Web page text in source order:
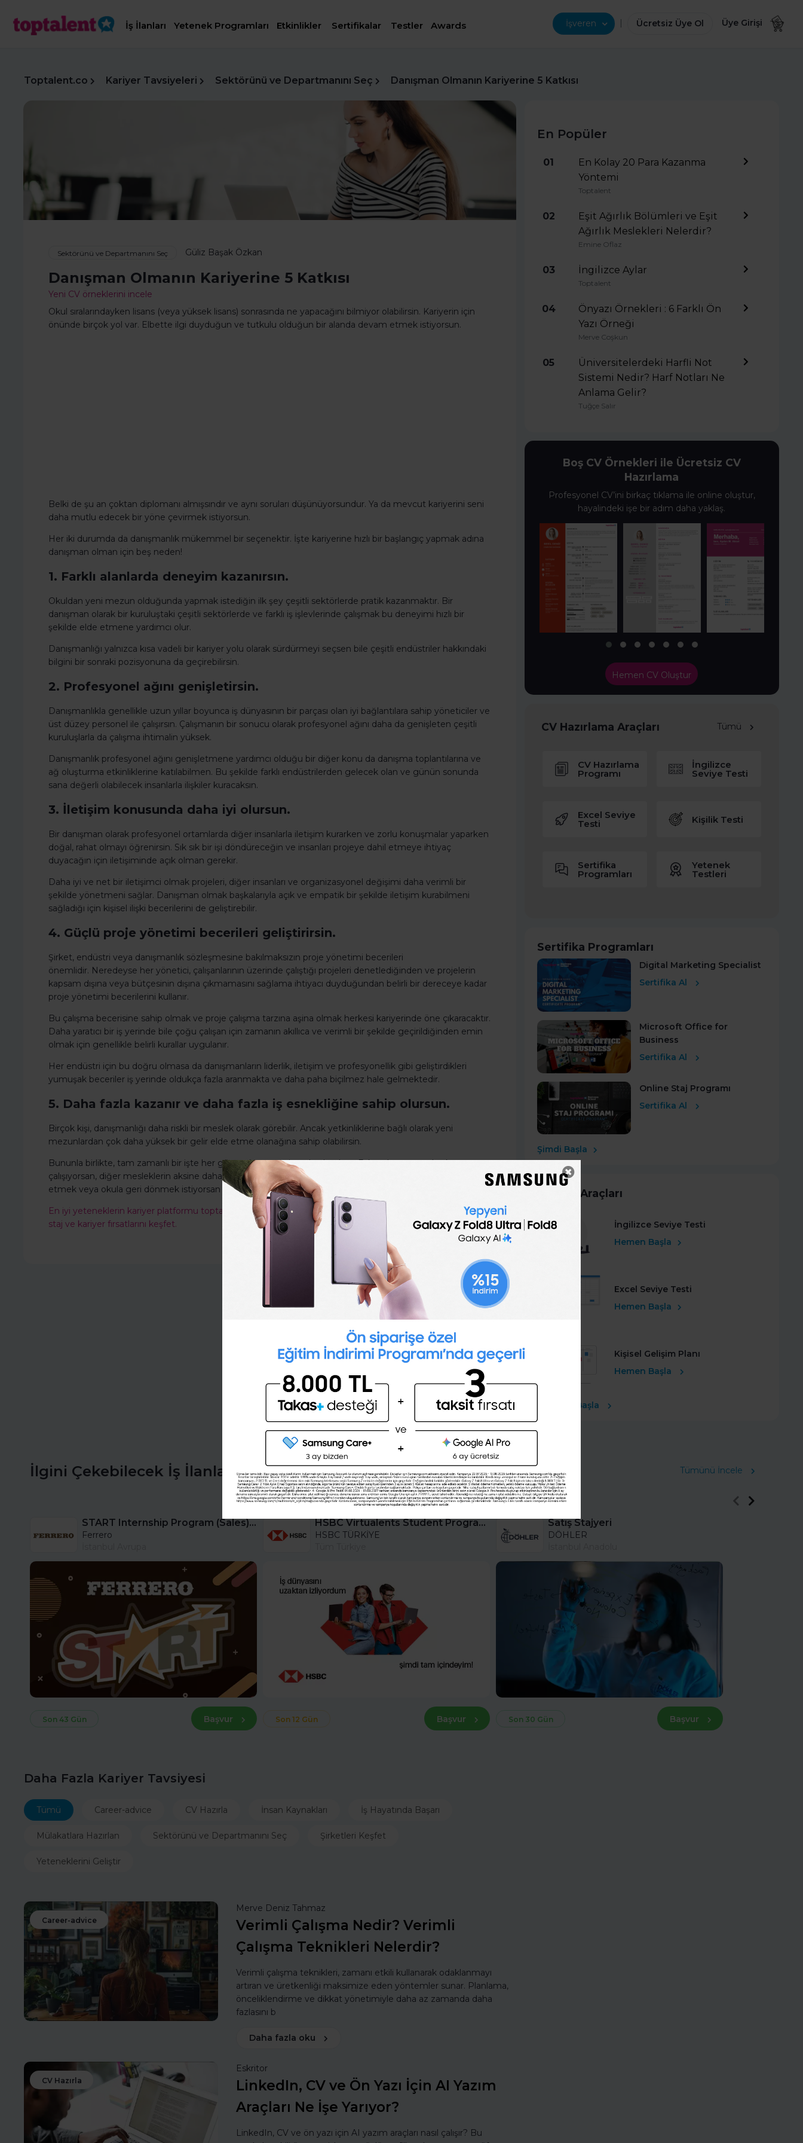
İş İlanları Yetenek Programları Etkinlikler Sertifikalar Testler Awards İşveren | Ücretsiz Üye Ol Üye Girişi
Kişilik testini çözerek gelecekteki
mesleğini öğrenmek ister misin ?
Toptalent.co Kariyer Tavsiyeleri Sektörünü ve Departmanını Seç Danışman Olmanın Kariyerine 5 Katkısı
Sektörünü ve Departmanını Seç Güliz Başak Özkan
Danışman Olmanın Kariyerine 5 Katkısı
Yeni CV örneklerini incele
Okul sıralarındayken lisans (veya yüksek lisans) sonrasında ne yapacağını bilmiyor olabilirsin. Kariyerin için
önünde birçok yol var. Elbette ilgi duyduğun ve tutkulu olduğun bir alanda devam etmek istiyorsun.
Belki de şu an çoktan diplomanı almışsındır ve aynı soruları düşünüyorsundur. Ya da mevcut kariyerini seni
daha mutlu edecek bir yöne çevirmek istiyorsun.
Her iki durumda da danışmanlık mükemmel bir seçenektir. İşte kariyerine hızlı bir başlangıç yapmak adına
danışman olman için beş neden!
1. Farklı alanlarda deneyim kazanırsın.
Okuldan yeni mezun olduğunda yapmak istediğin ilk şey çeşitli sektörlerde pratik kazanmaktır. Bir
danışman olarak bir kuruluştaki çeşitli sektörlerde ve farklı iş işlevlerinde çalışmak bu deneyimi hızlı bir
şekilde elde etmene yardımcı olur.
Danışmanlığı yalnızca kısa vadeli bir kariyer yolu olarak sürdürmeyi seçsen bile çeşitli endüstriler hakkındaki
bilgini bir sonraki pozisyonuna da geçirebilirsin.
2. Profesyonel ağını genişletirsin.
Danışmanlıkla genellikle uzun yıllar boyunca iş dünyasının bir parçası olan iyi bağlantılara sahip yöneticiler ve
üst düzey personel ile çalışırsın. Çalışmanın bir sonucu olarak profesyonel ağını daha da genişleten çeşitli
kuruluşlarla da çalışma ihtimalin yüksek.
Danışmanlık profesyonel ağını genişletmene yardımcı olduğu bir diğer konu da danışma toplantılarına ve
ağ oluşturma etkinliklerine katılabilmen. Bu şekilde farklı endüstrilerden gelecek olan ve günün sonunda
sana değerli olabilecek insanlarla ilişkiler kuracaksın.
3. İletişim konusunda daha iyi olursun.
Bir danışman olarak profesyonel ortamlarda diğer insanlarla iletişim kurarken ve zorlu konuşmalar yaparken
doğal, rahat olmayı öğrenirsin. Sık sık bir işi döndüreceğin ve insanları projeye dahil etmeye ihtiyaç
duyacağın için iletişiminde açık olman gerekir.
Daha iyi ve net bir iletişimci olmak projeleri, diğer insanları ve organizasyonel değişimi daha verimli bir
şekilde yönetmeni sağlar. Danışman olmak başkalarıyla açık ve empatik bir şekilde iletişim kurabilmeni
sağladığı için kişisel ilişki becerilerini de geliştirebilir.
4. Güçlü proje yönetimi becerileri geliştirirsin.
Şirket, endüstri veya danışmanlık sözleşmesine bakılmaksızın proje yönetimi becerileri
önemlidir. Neredeyse her yönetici, çalışanlarının üzerinde çalıştığı projeleri denetlediğinden ve projelerin
kapsam dışına veya bütçesinin dışına çıkmamasını sağlama ihtiyacı duyduğundan belirli bir dereceye kadar
proje yönetimi becerilerini kullanır.
Bu çalışma becerisine sahip olmak ve proje çalışma tarzına aşina olmak herkesi kariyerinde öne çıkaracaktır.
Daha yaratıcı bir iş yerinde bile çoğu çalışan için zamanın akıllıca ve verimli bir şekilde geçirildiğinden emin
olmak için genellikle belirli kurallar uygulanır.
Her endüstri için bu doğru olmasa da danışmanların liderlik, iletişim ve profesyonellik gibi geliştirdikleri
yumuşak beceriler iş yerinde oldukça fazla aranmakta ve daha paha biçilmez hale gelmektedir.
5. Daha fazla kazanır ve daha fazla iş esnekliğine sahip olursun.
Birçok kişi, danışmanlığı daha riskli bir meslek olarak görebilir. Ancak yetkinliklerine bağlı olarak yeni
mezunlardan çok daha yüksek bir gelir elde etme olanağına sahip olabilirsin.
Bununla birlikte, tam zamanlı bir işte her gün ve her mesai orada olmalısın. Fakat danışman olarak
çalışıyorsan, diğer mesleklerin aksine daha esnek bir çalışma hayatına sahip olursun. Bu yüzden seyahat
etmek veya okula geri dönmek istiyorsan projeler arasında rahatlıkla mola verebilirsin.
En iyi yeteneklerin kariyer platformu toptalent.co'ya üye ol,Türkiye'nin ve dünyanın en iyi şirketlerinin iş,
staj ve kariyer fırsatlarını keşfet.
En Popüler
01
En Kolay 20 Para Kazanma
Yöntemi
Toptalent
02
Eşit Ağırlık Bölümleri ve Eşit
Ağırlık Meslekleri Nelerdir?
Emine Oflaz
03 İngilizce Aylar
Toptalent
04
Önyazı Örnekleri : 6 Farklı Ön
Yazı Örneği
Merve Coşkun
05
Üniversitelerdeki Harfli Not
Sistemi Nedir? Harf Notları Ne
Anlama Gelir?
Tuğçe Salır
Boş CV Örnekleri ile Ücretsiz CV
Hazırlama
Profesyonel CV’ini birkaç tıklama ile online oluştur,
hayalindeki işe bir adım daha yaklaş.
Hemen CV Oluştur
CV Hazırlama Araçları Tümü
CV Hazırlama
Programı
İngilizce
Seviye Testi
Excel Seviye
Testi Kişilik Testi
Sertifika
Programları
Yetenek
Testleri
Sertifika Programları
Digital Marketing Specialist
Sertifika Al
Microsoft Office for
Business
Sertifika Al
Online Staj Programı
Sertifika Al
Şimdi Başla
Kariyer Araçları
İngilizce Seviye Testi
Hemen Başla
Excel Seviye Testi
Hemen Başla
Kişisel Gelişim Planı
Hemen Başla
Ücretsiz Başla
İlgini Çekebilecek İş İlanları Tümünü İncele
START Internship Program (Sales) - Istanbul
Ferrero
Son 43 Gün Başvur
HSBC Virtualents Student Program bu sene de devam ediyor!
HSBC TÜRKİYE
Son 12 Gün Başvur
Satış Stajyeri
DÖHLER
Son 30 Gün Başvur
Daha Fazla Kariyer Tavsiyesi
Tümü Career-advice CV Hazırla İnsan Kaynakları İş Hayatında Başarı
Mülakatlara Hazırlan Sektörünü ve Departmanını Seç Şirketleri Keşfet
Yeteneklerini Geliştir
Career-advice
Merve Deniz Tahmaz
Verimli Çalışma Nedir? Verimli
Çalışma Teknikleri Nelerdir?
Verimli çalışma teknikleri, zamanı etkili kullanarak odaklanmayı
artıran ve üretkenliği maksimize eden yöntemler sunar. Planlama,
önceliklendirme ve dikkat yönetimiyle daha az zamanda daha
fazlasını b
Daha fazla oku
CV Hazırla
Eskritor
LinkedIn, CV ve Ön Yazı İçin AI Yazım
Araçları Ne İşe Yarıyor?
LinkedIn, CV ve ön yazı için AI yazım araçları nasıl çalışır? Bu